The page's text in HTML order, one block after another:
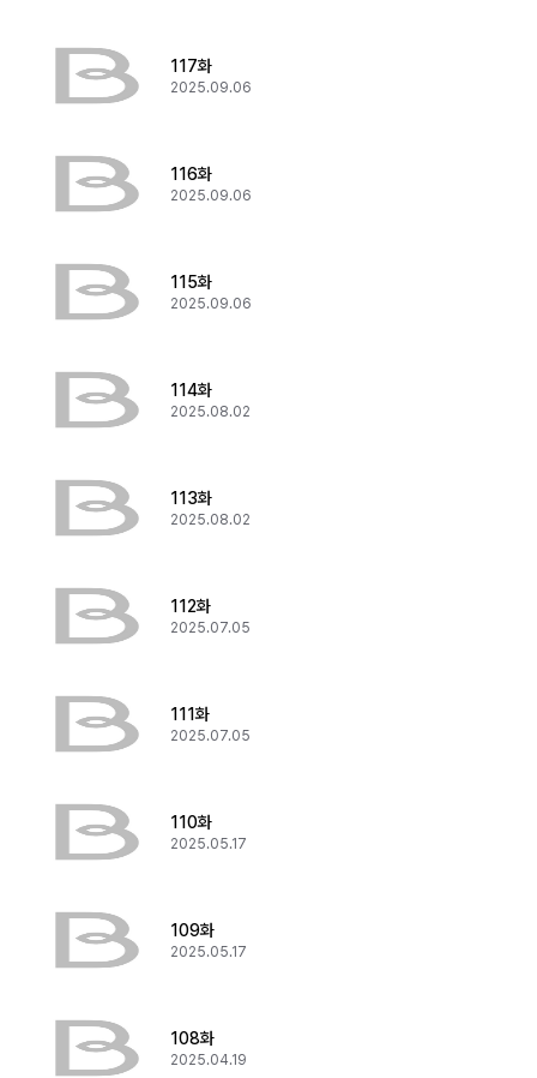
117화
2025.09.06
116화
2025.09.06
115화
2025.09.06
114화
2025.08.02
113화
2025.08.02
112화
2025.07.05
111화
2025.07.05
110화
2025.05.17
109화
2025.05.17
108화
2025.04.19